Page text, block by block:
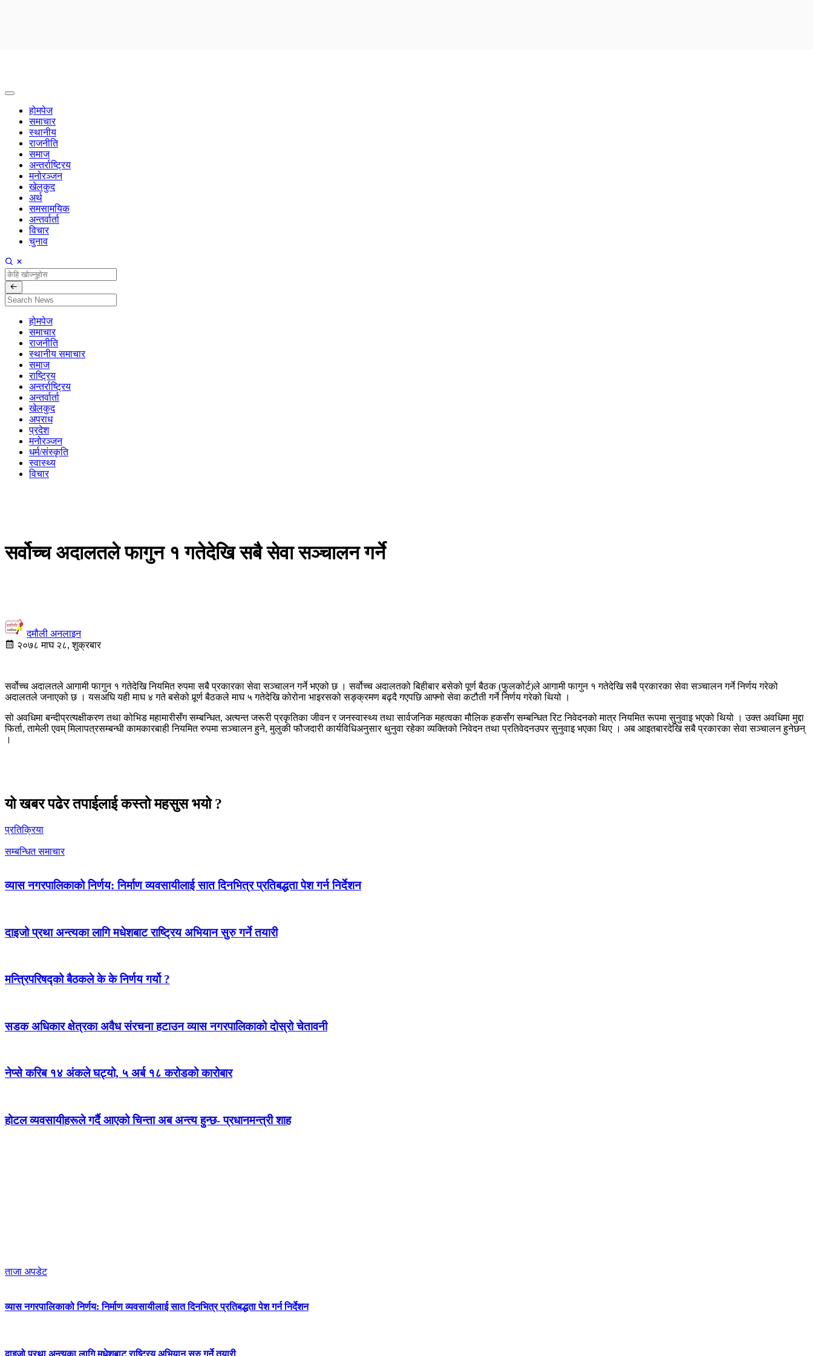
होमपेज
समाचार
स्थानीय
राजनीति
समाज
अन्तर्राष्ट्रिय
मनोरञ्जन
खेलकुद
अर्थ
समसामयिक
अन्तर्वार्ता
विचार
चुनाव
होमपेज
समाचार
राजनीति
स्थानीय समाचार
समाज
राष्ट्रिय
अन्तर्राष्ट्रिय
अन्तर्वार्ता
खेलकुद
अपराध
प्रदेश
मनोरञ्जन
धर्म/संस्कृति
स्वास्थ्य
विचार
सर्वोच्च अदालतले फागुन १ गतेदेखि सबै सेवा सञ्चालन गर्ने
दमौली अनलाइन
२०७८ माघ २८, शुक्रबार
सर्वोच्च अदालतले आगामी फागुन १ गतेदेखि नियमित रुपमा सबै प्रकारका सेवा सञ्चालन गर्ने भएको छ । सर्वोच्च अदालतको बिहीबार बसेको पूर्ण बैठक (फुलकोर्ट)ले आगामी फागुन १ गतेदेखि सबै प्रकारका सेवा सञ्चालन गर्ने निर्णय गरेको
अदालतले जनाएको छ । यसअघि यही माघ ४ गते बसेको पूर्र्ण बैठकले माघ ५ गतेदेखि कोरोना भाइरसको सङ्क्रमण बढ्दै गएपछि आफ्नो सेवा कटौती गर्ने निर्णय गरेको थियो ।
सो अवधिमा बन्दीप्रत्यक्षीकरण तथा कोभिड महामारीसँग सम्बन्धित, अत्यन्त जरूरी प्रकृतिका जीवन र जनस्वास्थ्य तथा सार्वजनिक महत्वका मौलिक हकसँग सम्बन्धित रिट निवेदनको मात्र नियमित रूपमा सुनुवाइ भएको थियो । उक्त अवधिमा मुद्दा
फिर्ता, तामेली एवम् मिलापत्रसम्बन्धी कामकारबाही नियमित रुपमा सञ्चालन हुने, मुलुकी फौजदारी कार्यविधिअनुसार थुनुवा रहेका व्यक्तिको निवेदन तथा प्रतिवेदनउपर सुनुवाइ भएका थिए । अब आइतबारदेखि सबै प्रकारका सेवा सञ्चालन हुनेछन्
।
यो खबर पढेर तपाईलाई कस्तो महसुस भयो ?
प्रतिक्रिया
सम्बन्धित समाचार
व्यास नगरपालिकाको निर्णय: निर्माण व्यवसायीलाई सात दिनभित्र प्रतिबद्धता पेश गर्न निर्देशन
दाइजो प्रथा अन्त्यका लागि मधेशबाट राष्ट्रिय अभियान सुरु गर्ने तयारी
मन्त्रिपरिषद्को बैठकले के के निर्णय गर्यो ?
सडक अधिकार क्षेत्रका अवैध संरचना हटाउन व्यास नगरपालिकाको दोस्रो चेतावनी
नेप्से करिब १४ अंकले घट्यो, ५ अर्ब १८ करोडको कारोबार
होटल व्यवसायीहरूले गर्दै आएको चिन्ता अब अन्त्य हुन्छ- प्रधानमन्त्री शाह
ताजा अपडेट
व्यास नगरपालिकाको निर्णय: निर्माण व्यवसायीलाई सात दिनभित्र प्रतिबद्धता पेश गर्न निर्देशन